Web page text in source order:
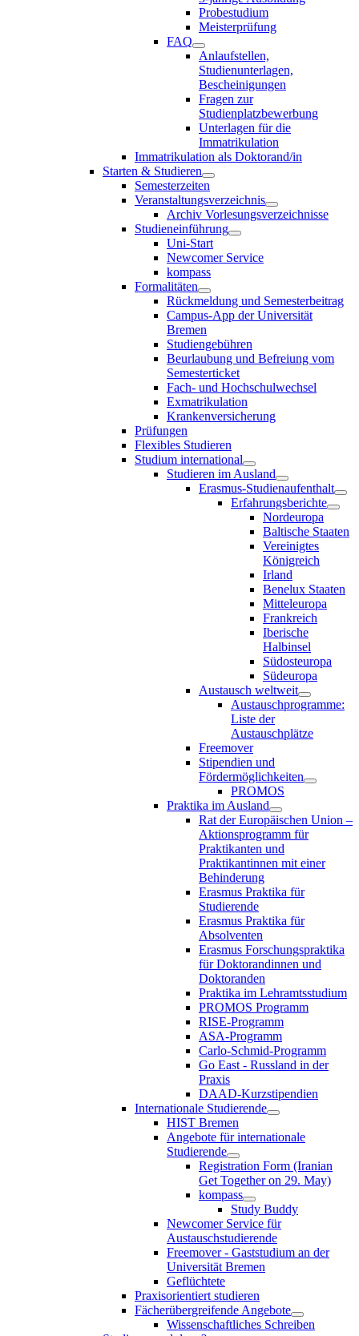
Probestudium
Meisterprüfung
FAQ
Anlaufstellen,
Studienunterlagen,
Bescheinigungen
Fragen zur
Studienplatzbewerbung
Unterlagen für die
Immatrikulation
Immatrikulation als Doktorand/in
Starten & Studieren
Semesterzeiten
Veranstaltungsverzeichnis
Archiv Vorlesungsverzeichnisse
Studieneinführung
Uni-Start
Newcomer Service
kompass
Formalitäten
Rückmeldung und Semesterbeitrag
Campus-App der Universität
Bremen
Studiengebühren
Beurlaubung und Befreiung vom
Semesterticket
Fach- und Hochschulwechsel
Exmatrikulation
Krankenversicherung
Prüfungen
Flexibles Studieren
Studium international
Studieren im Ausland
Erasmus-Studienaufenthalt
Erfahrungsberichte
Nordeuropa
Baltische Staaten
Vereinigtes
Königreich
Irland
Benelux Staaten
Mitteleuropa
Frankreich
Iberische
Halbinsel
Südosteuropa
Südeuropa
Austausch weltweit
Austauschprogramme:
Liste der
Austauschplätze
Freemover
Stipendien und
Fördermöglichkeiten
PROMOS
Praktika im Ausland
Rat der Europäischen Union –
Aktionsprogramm für
Praktikanten und
Praktikantinnen mit einer
Behinderung
Erasmus Praktika für
Studierende
Erasmus Praktika für
Absolventen
Erasmus Forschungspraktika
für Doktorandinnen und
Doktoranden
Praktika im Lehramtsstudium
PROMOS Programm
RISE-Programm
ASA-Programm
Carlo-Schmid-Programm
Go East - Russland in der
Praxis
DAAD-Kurzstipendien
Internationale Studierende
HIST Bremen
Angebote für internationale
Studierende
Registration Form (Iranian
Get Together on 29. May)
kompass
Study Buddy
Newcomer Service für
Austauschstudierende
Freemover - Gaststudium an der
Universität Bremen
Geflüchtete
Praxisorientiert studieren
Fächerübergreifende Angebote
Wissenschaftliches Schreiben